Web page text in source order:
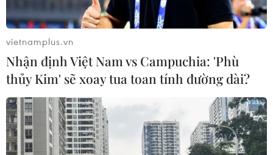
vietnamplus.vn
Nhận định Việt Nam vs Campuchia: 'Phù
thủy Kim' sẽ xoay tua toan tính đường dài?